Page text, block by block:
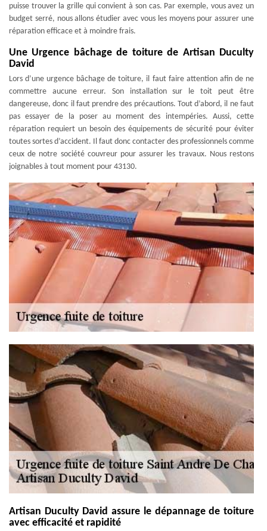
puisse trouver la grille qui convient à son cas. Par exemple, vous avez un
budget serré, nous allons étudier avec vous les moyens pour assurer une
réparation efficace et à moindre frais.
Une Urgence bâchage de toiture de Artisan Duculty
David
Lors d’une urgence bâchage de toiture, il faut faire attention afin de ne
commettre aucune erreur. Son installation sur le toit peut être
dangereuse, donc il faut prendre des précautions. Tout d’abord, il ne faut
pas essayer de la poser au moment des intempéries. Aussi, cette
réparation requiert un besoin des équipements de sécurité pour éviter
toutes sortes d’accident. Il faut donc contacter des professionnels comme
ceux de notre société couvreur pour assurer les travaux. Nous restons
joignables à tout moment pour 43130.
Artisan Duculty David assure le dépannage de toiture
avec efficacité et rapidité